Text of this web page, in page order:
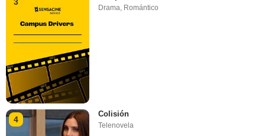
3
Drama, Romántico
4
Colisión
Telenovela